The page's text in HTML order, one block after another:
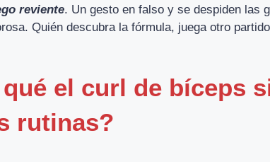
reviente. Un gesto en falso y se despiden las
Quién descubra la fórmula, juega otro
el curl de bíceps
rutinas?